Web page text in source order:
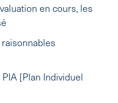
en cours, les
[Plan Individuel